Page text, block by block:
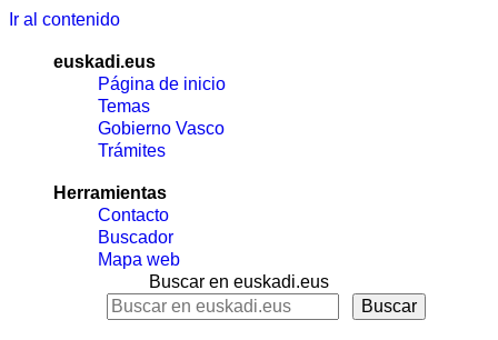
Ir al contenido
euskadi.eus
Página de inicio
Temas
Gobierno Vasco
Trámites
Herramientas
Contacto
Buscador
Mapa web
Buscar en euskadi.eus